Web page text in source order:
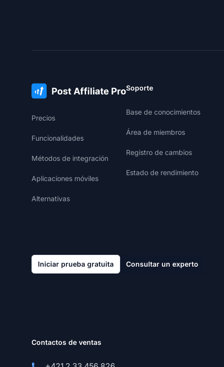
Precios
Funcionalidades
Métodos de integración
Aplicaciones móviles
Alternativas
Soporte
Base de conocimientos
Área de miembros
Registro de cambios
Estado de rendimiento
Iniciar prueba gratuita Consultar un experto
Contactos de ventas